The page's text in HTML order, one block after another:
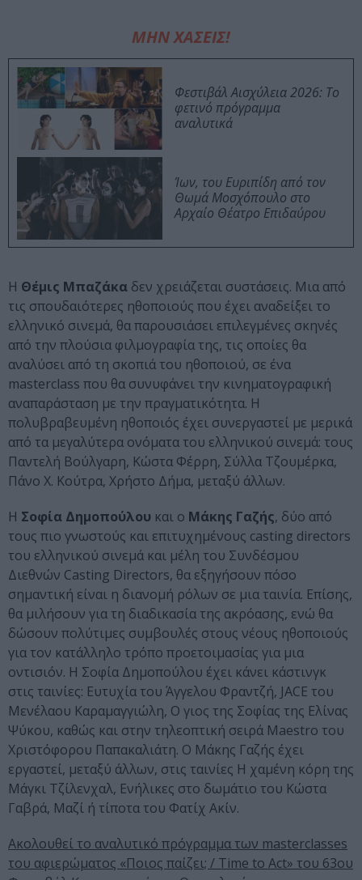
ΜΗΝ ΧΑΣΕΙΣ!
Φεστιβάλ Αισχύλεια 2026: Το
φετινό πρόγραμμα
αναλυτικά
Ίων, του Ευριπίδη από τον
Θωμά Μοσχόπουλο στο
Αρχαίο Θέατρο Επιδαύρου
Η Θέμις Μπαζάκα δεν χρειάζεται συστάσεις. Μια από
τις σπουδαιότερες ηθοποιούς που έχει αναδείξει το
ελληνικό σινεμά, θα παρουσιάσει επιλεγμένες σκηνές
από την πλούσια φιλμογραφία της, τις οποίες θα
αναλύσει από τη σκοπιά του ηθοποιού, σε ένα
masterclass που θα συνυφάνει την κινηματογραφική
αναπαράσταση με την πραγματικότητα. Η
πολυβραβευμένη ηθοποιός έχει συνεργαστεί με μερικά
από τα μεγαλύτερα ονόματα του ελληνικού σινεμά: τους
Παντελή Βούλγαρη, Κώστα Φέρρη, Σύλλα Τζουμέρκα,
Πάνο Χ. Κούτρα, Χρήστο Δήμα, μεταξύ άλλων.
Η Σοφία Δημοπούλου και ο Μάκης Γαζής, δύο από
τους πιο γνωστούς και επιτυχημένους casting directors
του ελληνικού σινεμά και μέλη του Συνδέσμου
Διεθνών Casting Directors, θα εξηγήσουν πόσο
σημαντική είναι η διανομή ρόλων σε μια ταινία. Επίσης,
θα μιλήσουν για τη διαδικασία της ακρόασης, ενώ θα
δώσουν πολύτιμες συμβουλές στους νέους ηθοποιούς
για τον κατάλληλο τρόπο προετοιμασίας για μια
οντισιόν. Η Σοφία Δημοπούλου έχει κάνει κάστινγκ
στις ταινίες: Ευτυχία του Άγγελου Φραντζή, JACE του
Μενέλαου Καραμαγγιώλη, Ο γιος της Σοφίας της Ελίνας
Ψύκου, καθώς και στην τηλεοπτική σειρά Maestro του
Χριστόφορου Παπακαλιάτη. Ο Μάκης Γαζής έχει
εργαστεί, μεταξύ άλλων, στις ταινίες Η χαμένη κόρη της
Μάγκι Τζίλενχαλ, Ενήλικες στο δωμάτιο του Κώστα
Γαβρά, Mαζί ή τίποτα του Φατίχ Ακίν.
Ακολουθεί το αναλυτικό πρόγραμμα των masterclasses
του αφιερώματος «Ποιος παίζει; / Time to Act» του 63ου